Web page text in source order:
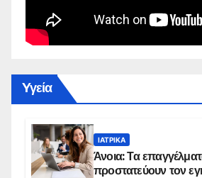
Yγεία
ΙΑΤΡΙΚΆ
Άνοια: Τα
προστατεύουν τον